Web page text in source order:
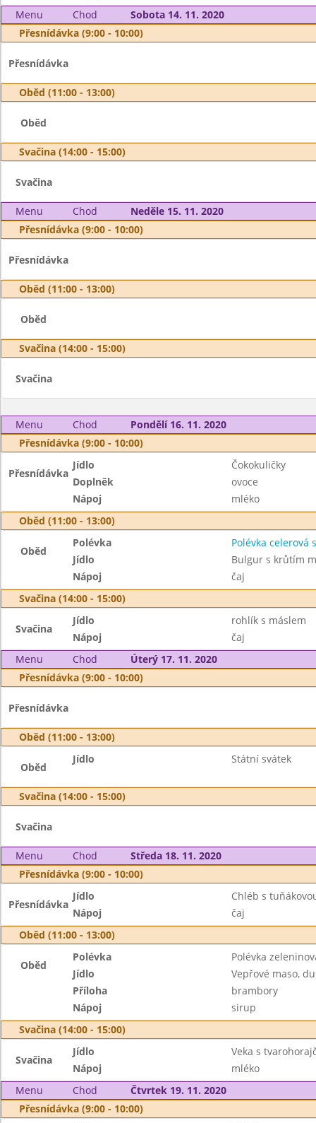
Menu
Chod
Sobota 14. 11. 2020
Přesnídávka (9:00 - 10:00)
Přesnídávka
Oběd (11:00 - 13:00)
Oběd
Svačina (14:00 - 15:00)
Svačina
Menu Chod
Neděle 15. 11. 2020
Přesnídávka (9:00 - 10:00)
Přesnídávka
Oběd (11:00 - 13:00)
Oběd
Svačina (14:00 - 15:00)
Svačina
Menu Chod
Pondělí 16. 11. 2020
Přesnídávka (9:00 - 10:00)
Přesnídávka
Jídlo
Čokokuličky
Doplněk
ovoce
Nápoj
mléko
Oběd (11:00 - 13:00)
Oběd
Polévka
Polévka celerová
Jídlo
Bulgur s krůtím
Nápoj
čaj
Svačina (14:00 - 15:00)
Svačina
Jídlo
rohlík s máslem
Nápoj
čaj
Menu
Chod
Úterý 17. 11. 2020
Přesnídávka (9:00 - 10:00)
Přesnídávka
Oběd (11:00 - 13:00)
Oběd
Jídlo Státní svátek
Svačina (14:00 - 15:00)
Svačina
Menu Chod
Středa 18. 11. 2020
Přesnídávka (9:00 - 10:00)
Přesnídávka
Jídlo
Chléb s
Nápoj
čaj
Oběd (11:00 - 13:00)
Oběd
Polévka
Polévka
Jídlo
Vepřové maso,
Příloha
brambory
Nápoj
sirup
Svačina (14:00 - 15:00)
Svačina
Jídlo
Veka s
Nápoj
mléko
Menu
Chod
Čtvrtek 19. 11. 2020
Přesnídávka (9:00 - 10:00)